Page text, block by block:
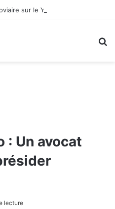
: Un avocat
lecture